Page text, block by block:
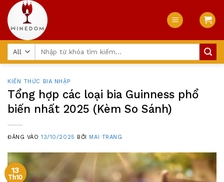
Skip
content
KIẾN THỨC BIA NHẬP
Tổng hợp các loại bia Guinness phổ
biến nhất 2025 (Kèm So Sánh)
ĐĂNG VÀO13/10/2025 BỞI MAI TRANG
13
Th10